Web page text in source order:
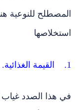
للنوعية هناك
هذا الصدد غياب أو